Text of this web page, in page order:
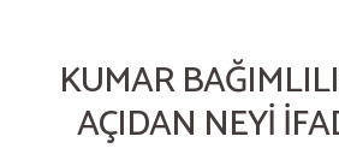
KUMAR
AÇIDAN NEYI